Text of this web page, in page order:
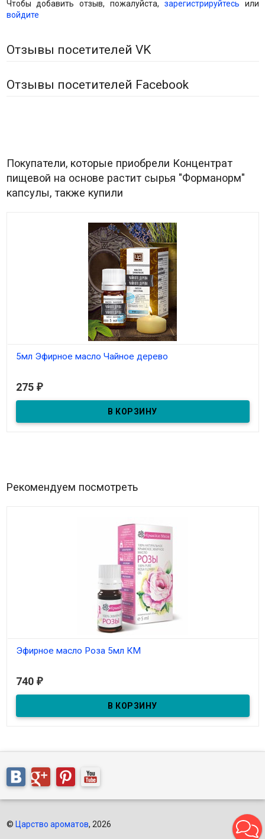
Чтобы добавить отзыв, пожалуйста, зарегистрируйтесь или
войдите
Отзывы посетителей VK
Отзывы посетителей Facebook
Покупатели, которые приобрели Концентрат
пищевой на основе растит сырья "Форманорм"
капсулы, также купили
5мл Эфирное масло Чайное дерево
275 ₽
Рекомендуем посмотреть
Эфирное масло Роза 5мл КМ
740 ₽
© Царство ароматов, 2026